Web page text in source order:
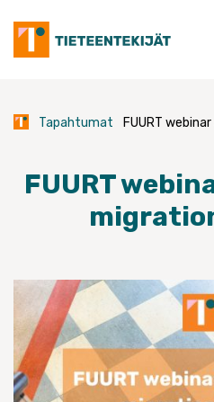
content
Tapahtumat FUURT
FUURT